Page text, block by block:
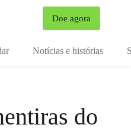
Doe agora
Notícias e histórias
do